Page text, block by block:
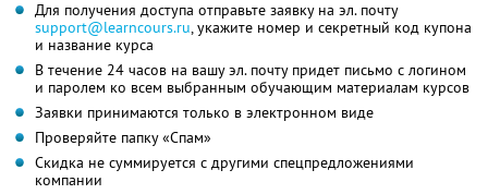
Для получения доступа отправьте заявку на эл. почту
support@learncours.ru, укажите номер и секретный код купона
и название курса
В течение 24 часов на вашу эл. почту придет письмо с логином
и паролем ко всем выбранным обучающим материалам курсов
Заявки принимаются только в электронном виде
Проверяйте папку «Спам»
Скидка не суммируется с другими спецпредложениями
компании